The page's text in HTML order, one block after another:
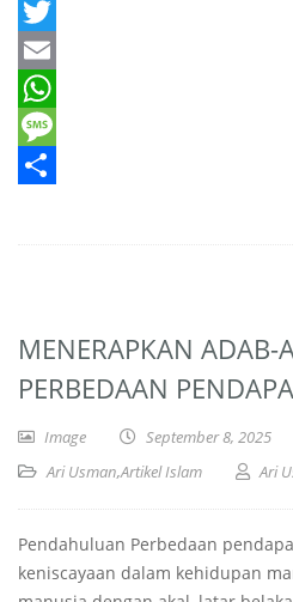
Facebook
Twitter
Email
WhatsApp
Message
MENERAPKAN ADAB-
PERBEDAAN
Image
September 8, 2025
Ari Usman,Artikel Islam Ari
Pendahuluan Perbedaan
keniscayaan dalam kehidupan